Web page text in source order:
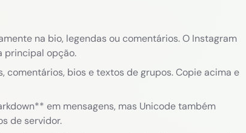
na bio, legendas ou comentários. O Instagram
principal opção.
comentários, bios e textos de grupos. Copie acima e
em mensagens, mas Unicode também
de servidor.